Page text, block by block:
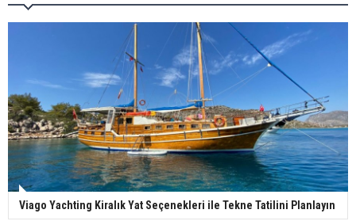
Viago Yachting Kiralık Yat Seçenekleri ile Tekne Tatilini Planlayın